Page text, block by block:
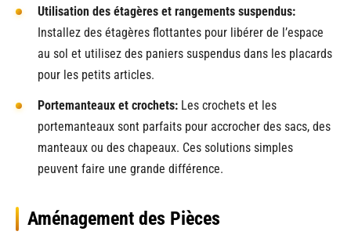
Utilisation des étagères et rangements suspendus:
Installez des étagères flottantes pour libérer de l’espace
au sol et utilisez des paniers suspendus dans les placards
pour les petits articles.
Portemanteaux et crochets: Les crochets et les
portemanteaux sont parfaits pour accrocher des sacs, des
manteaux ou des chapeaux. Ces solutions simples
peuvent faire une grande différence.
Aménagement des Pièces